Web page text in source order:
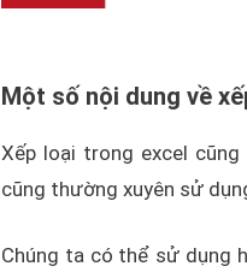
Một số nội dung về
Xếp loại trong excel
cũng thường xuyên sử
Chúng ta có thể sử dụng